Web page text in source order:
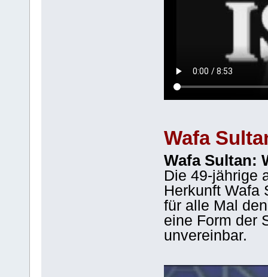
Wafa
Wafa Sultan:
Die 49-jährige
Herkunft Wafa
für alle Mal
eine Form der
unvereinbar.